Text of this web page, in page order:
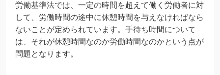
労働基準法では、一定の時間を超えて働く労働者に対
して、労働時間の途中に休憩時間を与えなければなら
ないことが定められています。手待ち時間について
は、それが休憩時間なのか労働時間なのかという点が
問題となります。